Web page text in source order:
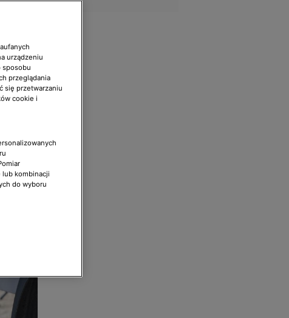
urządzeniu
sposobu
przeglądania
się przetwarzaniu
cookie i
kombinacji
do wyboru